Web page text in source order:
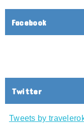
Facebook
Twitter
Tweets by